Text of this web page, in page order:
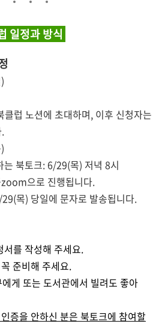
일정과 방식
럽 노션에 초대하며, 이후 신청자는
북토크: 6/29(목) 저녁 8시
으로 진행됩니다.
목) 당일에 문자로 발송됩니다.
서를 작성해 주세요.
준비해 주세요.
게 또는 도서관에서 빌려도 좋아
증을 안하신 분은 북토크에 참여할